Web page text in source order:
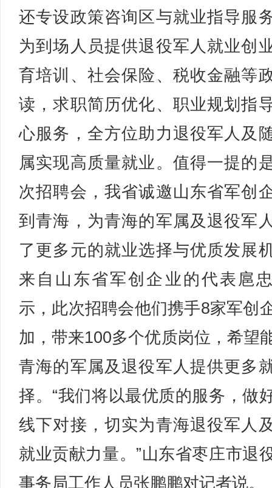
还专设政策咨询区与就业指导服
为到场人员提供退役军人就业创
育培训、社会保险、税收金融等
读，求职简历优化、职业规划指
心服务，全方位助力退役军人及
属实现高质量就业。值得一提的
次招聘会，我省诚邀山东省军创
到青海，为青海的军属及退役军
了更多元的就业选择与优质发展
来自山东省军创企业的代表扈
示，此次招聘会他们携手8家军创
加，带来100多个优质岗位，希望
青海的军属及退役军人提供更多
择。“我们将以最优质的服务，做
线下对接，切实为青海退役军人
就业贡献力量。”山东省枣庄市退
事务局工作人员张鹏鹏对记者说。